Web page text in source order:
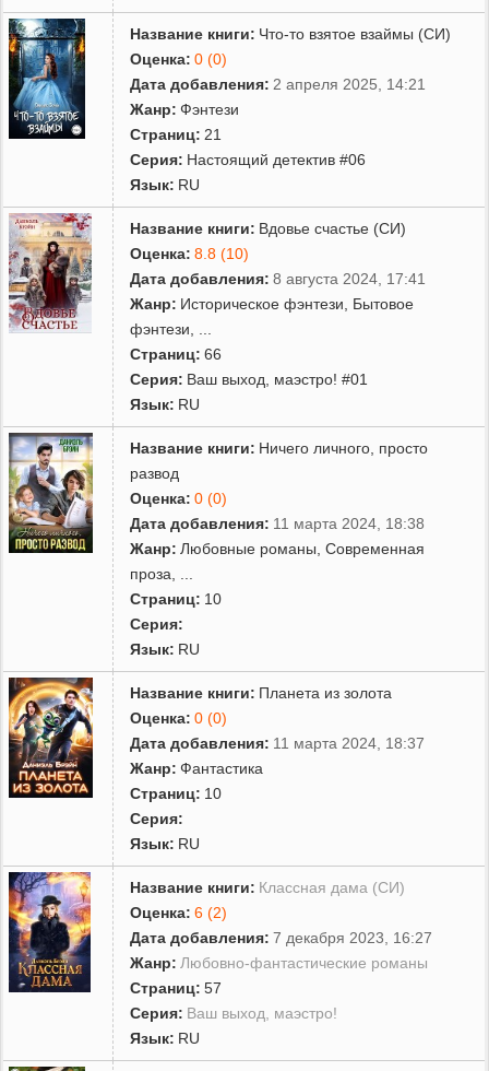
Название книги: Что-то взятое взаймы (СИ)
Оценка: 0 (0)
Дата добавления: 2 апреля 2025, 14:21
Жанр: Фэнтези
Страниц: 21
Серия: Настоящий детектив #06
Язык: RU
Название книги: Вдовье счастье (СИ)
Оценка: 8.8 (10)
Дата добавления: 8 августа 2024, 17:41
Жанр: Историческое фэнтези
Бытовое
фэнтези
Страниц: 66
Серия: Ваш выход, маэстро! #01
Язык: RU
Название книги: Ничего личного, просто
развод
Оценка: 0 (0)
Дата добавления: 11 марта 2024, 18:38
Жанр: Любовные романы ,Современная
проза
Страниц: 10
Серия:
Язык: RU
Название книги: Планета из золота
Оценка: 0 (0)
Дата добавления: 11 марта 2024, 18:37
Жанр: Фантастика
Страниц: 10
Серия:
Язык: RU
Название книги: Классная дама (СИ)
Оценка: 6 (2)
Дата добавления: 7 декабря 2023, 16:27
Жанр: Любовно-фантастические романы
Страниц: 57
Серия: Ваш выход, маэстро!
Язык: RU